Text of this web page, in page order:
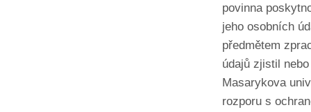
povinna
jeho osobních
předmětem
údajů zjistil
Masarykova
rozporu s